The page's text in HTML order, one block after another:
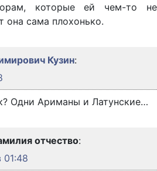
которые ей чем-то не
она сама плохонько.
Кузин:
Одни Ариманы и Латунские…
отчество:
01:48